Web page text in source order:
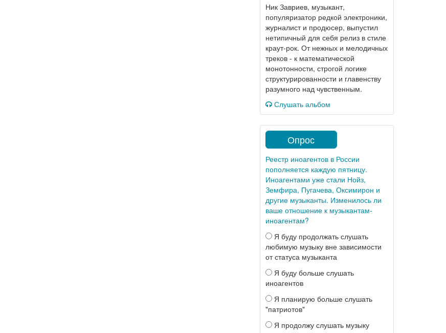
Ник Завриев, музыкант,
популяризатор редкой электроники,
журналист и продюсер, выпустил
нетипичный для себя релиз в стиле
краут-рок. От нежных и мелодичных
треков - к математической
монотонности, строгой логике
структурированности и главенству
разумного над чувственным.
Слушать альбом
Опрос
Реестр иноагентов в России
пополняется каждую пятницу.
Иноагентами уже стали Нойз,
Земфира, Пугачева, Оксимирон и
другие музыканты. Изменилось ли
ваше отношение к музыкантам-
иноагентам?
Я буду продолжать слушать
любимую музыку вне зависимости
от статуса музыканта
Я буду больше слушать
иноагентов
Я планирую больше слушать
"патриотов"
Я продолжу слушать музыку